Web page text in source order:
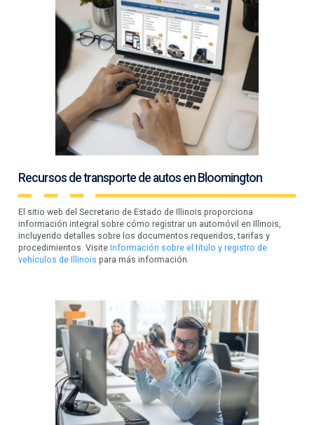
Recursos de transporte de autos en Bloomington
El sitio web del Secretario de Estado de Illinois proporciona
información integral sobre cómo registrar un automóvil en Illinois,
incluyendo detalles sobre los documentos requeridos, tarifas y
procedimientos. VisiteInformación sobre el título y registro de
vehículos de Illinois para más información.